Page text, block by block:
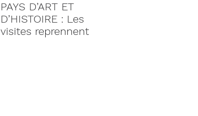
PAYS D’ART ET
D’HISTOIRE : Les
visites reprennent